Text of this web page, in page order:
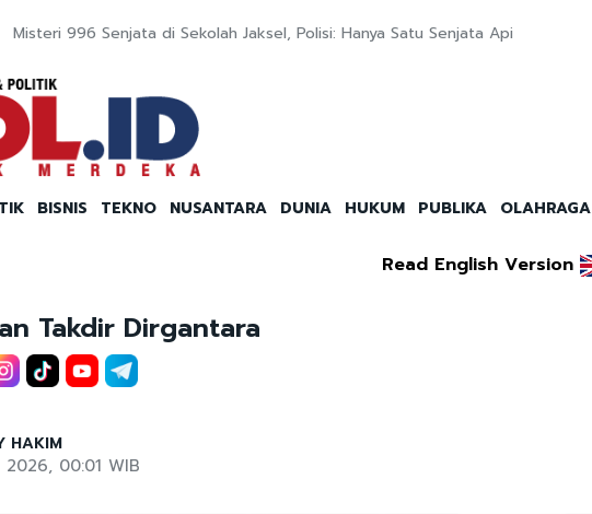
Misteri 996 Senjata di Sekolah Jaksel, Polisi: Hanya Satu Senjata Api
BISNIS TEKNO NUSANTARA DUNIA HUKUM PUBLIKA OLAHRAGA
Read English Version
Takdir Dirgantara
HAKIM
2026, 00:01 WIB